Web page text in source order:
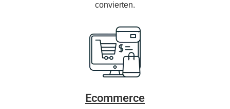
convierten.
Ecommerce